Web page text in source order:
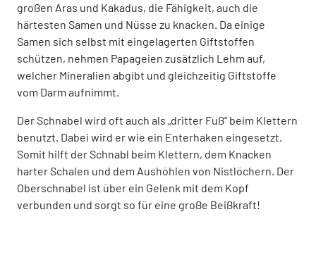
großen Aras und Kakadus, die Fähigkeit, auch die
härtesten Samen und Nüsse zu knacken. Da einige
Samen sich selbst mit eingelagerten Giftstoffen
schützen, nehmen Papageien zusätzlich Lehm auf,
welcher Mineralien abgibt und gleichzeitig Giftstoffe
vom Darm aufnimmt.
Der Schnabel wird oft auch als „dritter Fuß“ beim Klettern
benutzt. Dabei wird er wie ein Enterhaken eingesetzt.
Somit hilft der Schnabl beim Klettern, dem Knacken
harter Schalen und dem Aushöhlen von Nistlöchern. Der
Oberschnabel ist über ein Gelenk mit dem Kopf
verbunden und sorgt so für eine große Beißkraft!